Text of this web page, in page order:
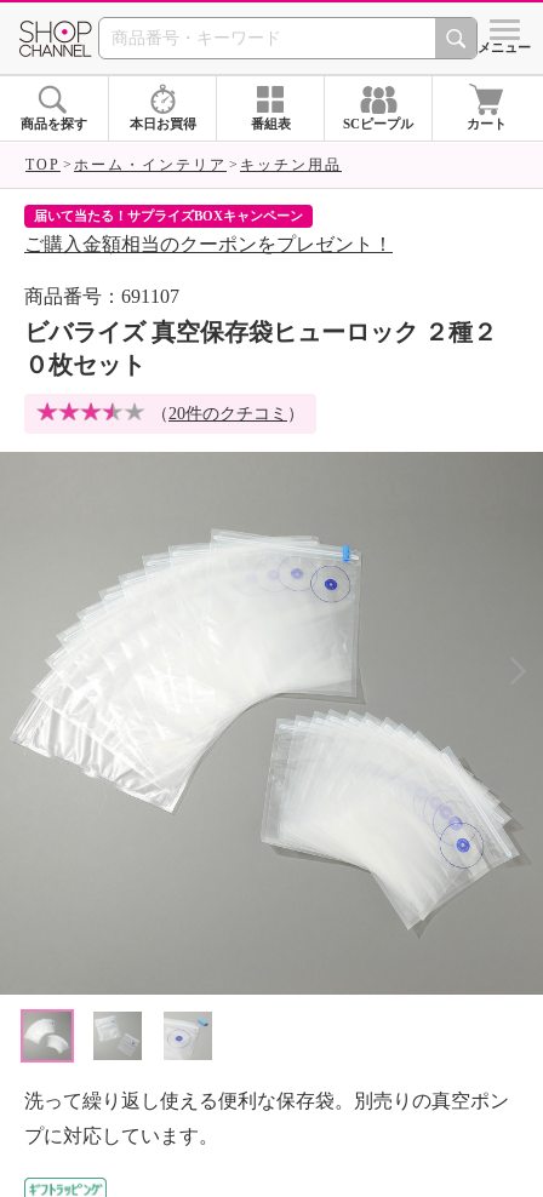
SHOP CHANNEL シメニュー
商品を探す 本日お買得 番組表 SCピープル カート
TOP ホーム・インテリア キッチン用品
届いて当たる！サプライズBOXキャンペーン
ご購入金額相当のクーポンをプレゼント！
商品番号：691107
ビバライズ 真空保存袋ヒューロック ２種２
０枚セット
（20件のクチコミ ）
洗って繰り返し使える便利な保存袋。別売りの真空ポン
プに対応しています。